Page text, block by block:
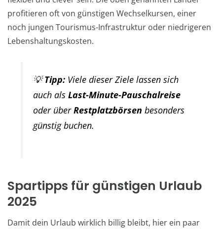
profitieren oft von günstigen Wechselkursen, einer
noch jungen Tourismus-Infrastruktur oder niedrigeren
Lebenshaltungskosten.
💡Tipp: Viele dieser Ziele lassen sich
auch alsLast-Minute-Pauschalreise
oder überRestplatzbörsen besonders
günstig buchen.
Spartipps für günstigen Urlaub
2025
Damit dein Urlaub wirklich billig bleibt, hier ein paar